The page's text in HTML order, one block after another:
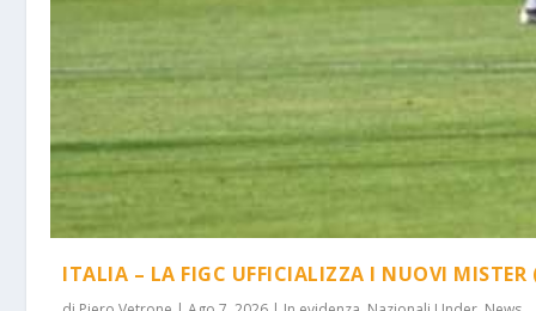
ITALIA – LA FIGC UFFICIALIZZA I NUOVI MISTER